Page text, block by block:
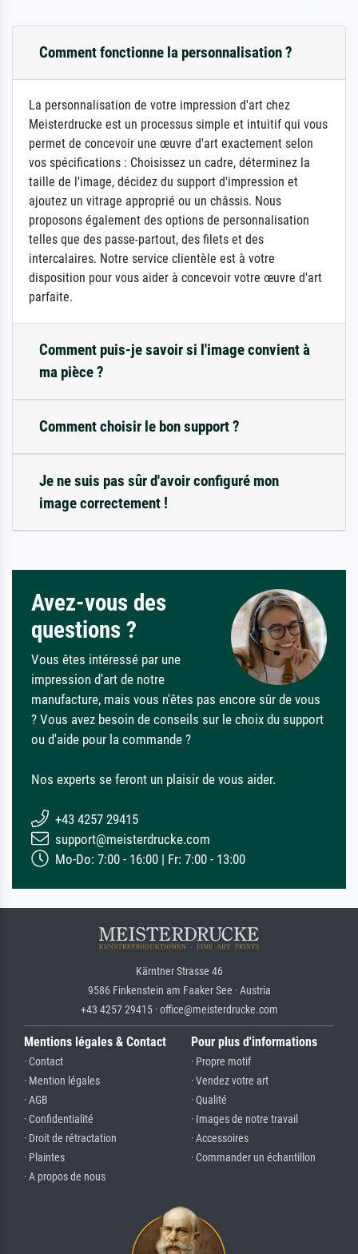
Comment fonctionne la personnalisation ?
La personnalisation de votre impression d'art chez
Meisterdrucke est un processus simple et intuitif qui vous
permet de concevoir une œuvre d'art exactement selon
vos spécifications : Choisissez un cadre, déterminez la
taille de l'image, décidez du support d'impression et
ajoutez un vitrage approprié ou un châssis. Nous
proposons également des options de personnalisation
telles que des passe-partout, des filets et des
intercalaires. Notre service clientèle est à votre
disposition pour vous aider à concevoir votre œuvre d'art
parfaite.
Comment puis-je savoir si l'image convient à
ma pièce ?
Comment choisir le bon support ?
Je ne suis pas sûr d'avoir configuré mon
image correctement !
Avez-vous des
questions ?
Vous êtes intéressé par une
impression d'art de notre
manufacture, mais vous n'êtes pas encore sûr de vous
? Vous avez besoin de conseils sur le choix du support
ou d'aide pour la commande ?
Nos experts se feront un plaisir de vous aider.
+43 4257 29415
support@meisterdrucke.com
Mo-Do: 7:00 - 16:00 | Fr: 7:00 - 13:00
Kärntner Strasse 46
9586 Finkenstein am Faaker See · Austria
+43 4257 29415 · office@meisterdrucke.com
Mentions légales & Contact
· Contact
· Mention légales
· AGB
· Confidentialité
· Droit de rétractation
· Plaintes
· A propos de nous
Pour plus d'informations
· Propre motif
· Vendez votre art
· Qualité
· Images de notre travail
· Accessoires
· Commander un échantillon